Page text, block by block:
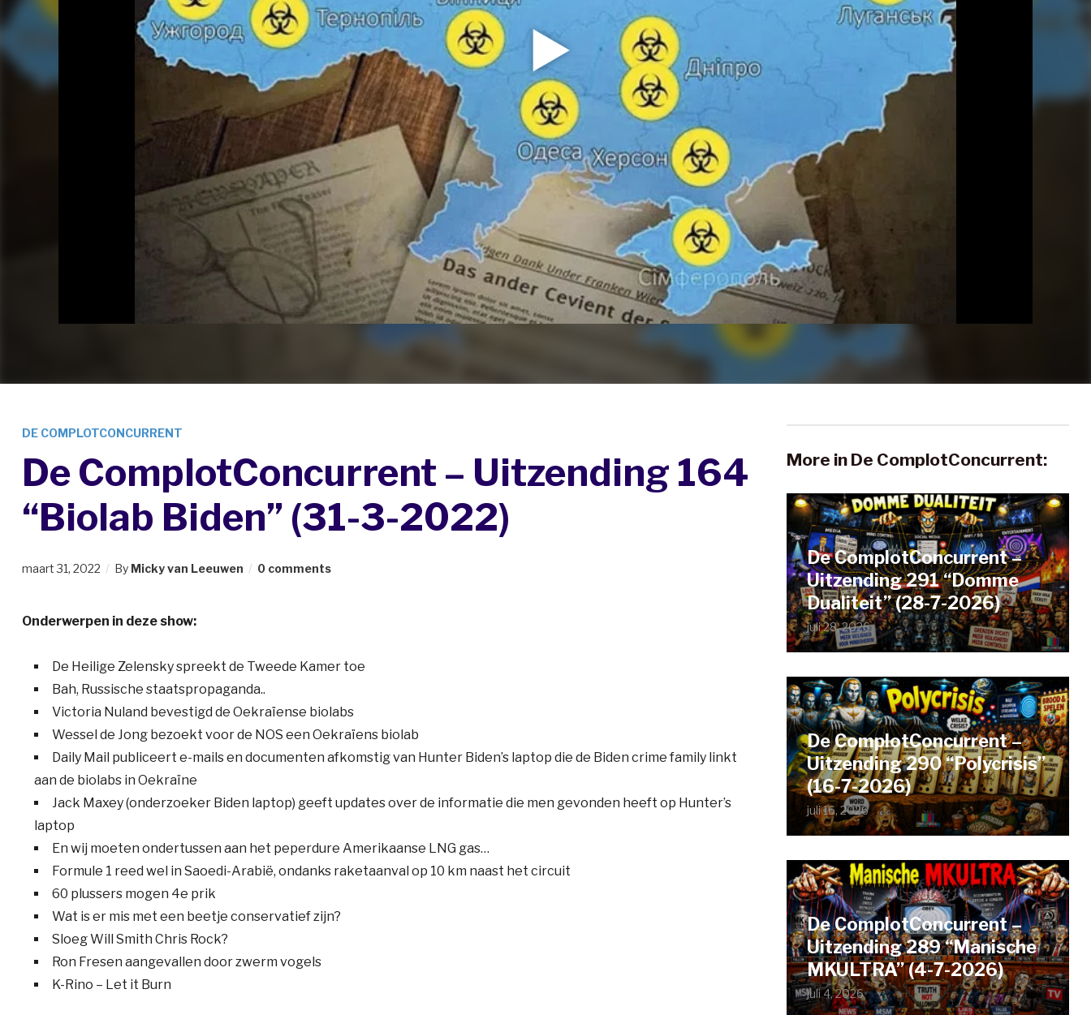
DE COMPLOTCONCURRENT
De ComplotConcurrent – Uitzending 164
“Biolab Biden” (31-3-2022)
maart 31, 2022 By Micky van Leeuwen 0 comments
Onderwerpen in deze show:
De Heilige Zelensky spreekt de Tweede Kamer toe
Bah, Russische staatspropaganda..
Victoria Nuland bevestigd de Oekraïense biolabs
Wessel de Jong bezoekt voor de NOS een Oekraïens biolab
Daily Mail publiceert e-mails en documenten afkomstig van Hunter Biden’s laptop die de Biden crime family linkt
aan de biolabs in Oekraïne
Jack Maxey (onderzoeker Biden laptop) geeft updates over de informatie die men gevonden heeft op Hunter’s
laptop
En wij moeten ondertussen aan het peperdure Amerikaanse LNG gas…
Formule 1 reed wel in Saoedi-Arabië, ondanks raketaanval op 10 km naast het circuit
60 plussers mogen 4e prik
Wat is er mis met een beetje conservatief zijn?
Sloeg Will Smith Chris Rock?
Ron Fresen aangevallen door zwerm vogels
K-Rino – Let it Burn
More in De ComplotConcurrent:
De ComplotConcurrent –
Uitzending 291 “Domme
Dualiteit” (28-7-2026)
juli 28, 2026
De ComplotConcurrent –
Uitzending 290 “Polycrisis”
(16-7-2026)
juli 16, 2026
De ComplotConcurrent –
Uitzending 289 “Manische
MKULTRA” (4-7-2026)
juli 4, 2026